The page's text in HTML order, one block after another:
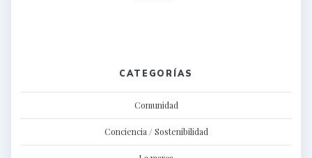
CATEGORÍAS
Comunidad
Conciencia / Sostenibilidad